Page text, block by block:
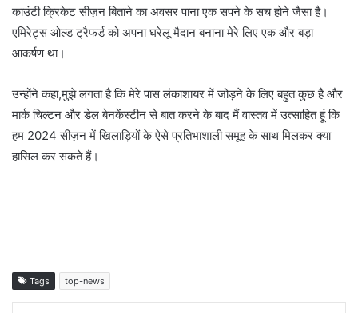
काउंटी क्रिकेट सीज़न बिताने का अवसर पाना एक सपने के सच होने जैसा है।
एमिरेट्स ओल्ड ट्रैफर्ड को अपना घरेलू मैदान बनाना मेरे लिए एक और बड़ा
आकर्षण था।
उन्होंने कहा,मुझे लगता है कि मेरे पास लंकाशायर में जोड़ने के लिए बहुत कुछ है और
मार्क चिल्टन और डेल बेनकेंस्टीन से बात करने के बाद मैं वास्तव में उत्साहित हूं कि
हम 2024 सीज़न में खिलाड़ियों के ऐसे प्रतिभाशाली समूह के साथ मिलकर क्या
हासिल कर सकते हैं।
Tags top-news